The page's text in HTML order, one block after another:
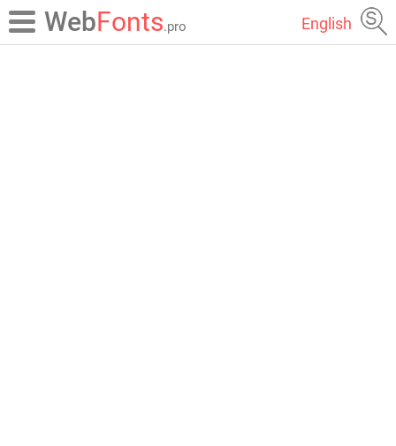
WebFonts.pro English